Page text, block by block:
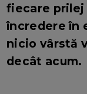
fiecare prilej
încredere în
nicio vârstă
decât acum.